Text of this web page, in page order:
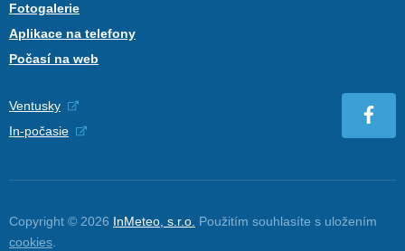
Fotogalerie
Aplikace na telefony
Počasí na web
Ventusky
In-počasie
Copyright © 2026 InMeteo, s.r.o. Použitím souhlasíte s uložením
cookies